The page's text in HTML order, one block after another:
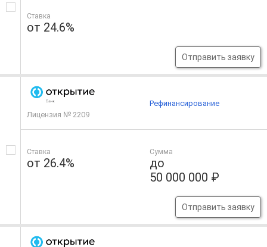
Ставка
от 24.6%
Отправить заявку
Лицензия № 2209
Ставка
от 26.4%
Сумма
до
50 000 000 ₽
Отправить заявку
Рефинансирование